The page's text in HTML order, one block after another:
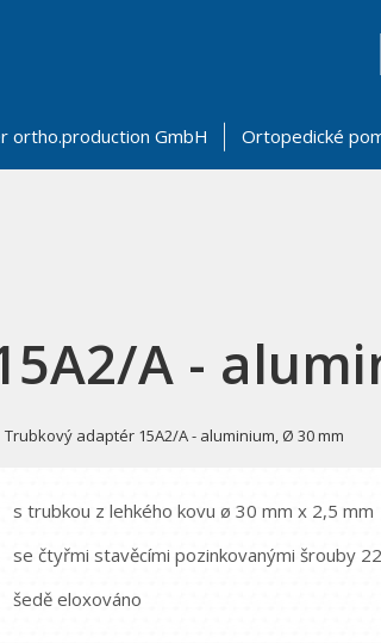
ortho.production GmbH Ortopedické
A -
Trubkový adaptér 15A2/A - aluminium, Ø 30 mm
s trubkou z lehkého kovu ø 30 mm x 2,5 mm
se čtyřmi stavěcími pozinkovanými šrouby
šedě eloxováno